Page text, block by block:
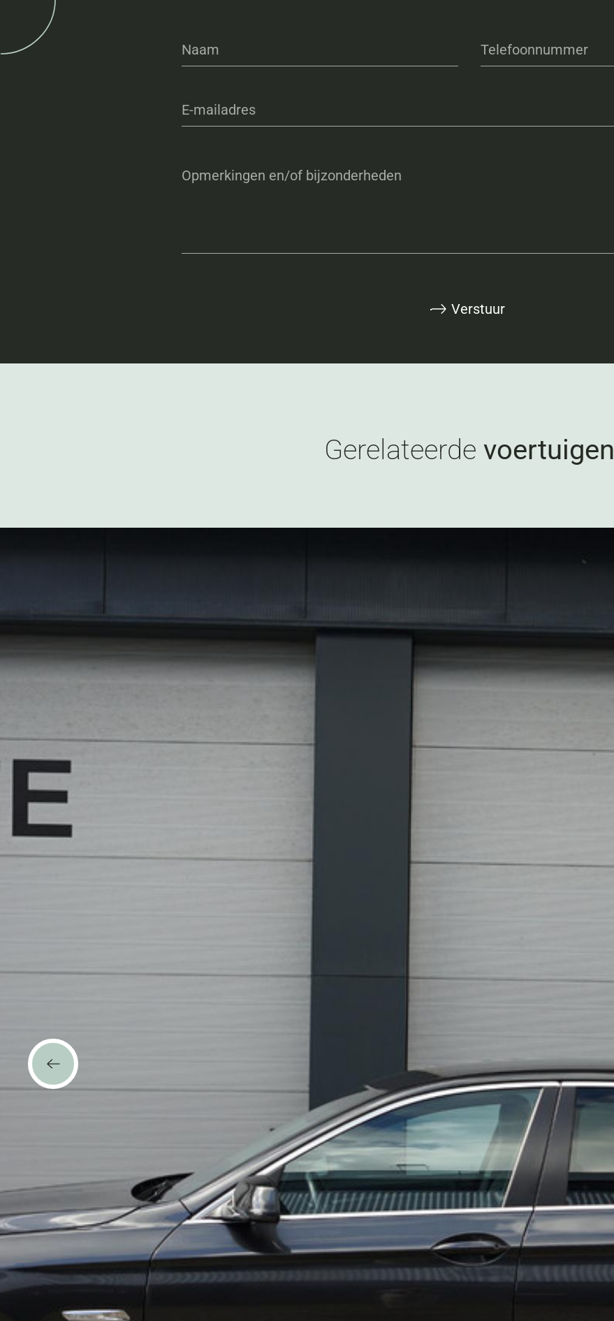
Naam Telefoonnummer
E-mailadres
Opmerkingen en/of bijzonderheden
Verstuur
Gerelateerde voertuigen